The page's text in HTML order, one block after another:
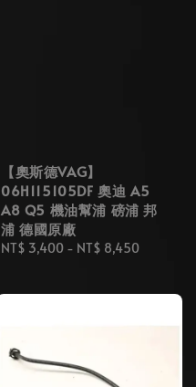
【奧斯德VAG】
06H115105DF 奧迪 A5
A8 Q5 機油幫浦 磅浦 邦
浦 德國原廠
Regular
NT$ 3,400 - NT$ 8,450